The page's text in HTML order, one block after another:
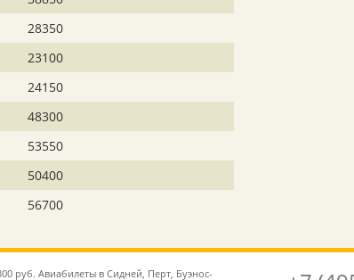
28350
23100
24150
48300
53550
50400
56700
руб. Авиабилеты в Сидней, Перт, Буэнос-